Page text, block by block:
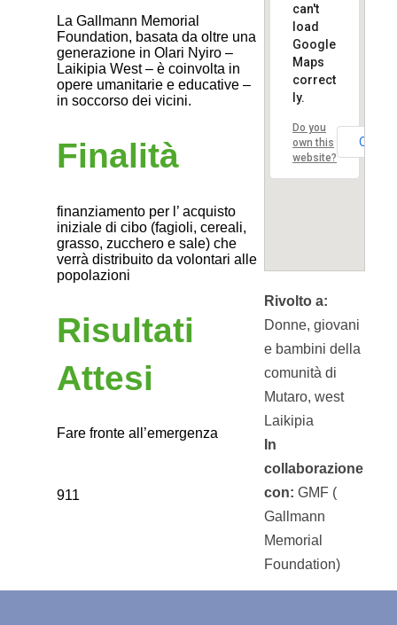
La Gallmann Memorial
Foundation, basata da oltre una
generazione in Olari Nyiro –
Laikipia West – è coinvolta in
opere umanitarie e educative –
in soccorso dei vicini.
Finalità
finanziamento per l’ acquisto
iniziale di cibo (fagioli, cereali,
grasso, zucchero e sale) che
verrà distribuito da volontari alle
popolazioni
Risultati
Attesi
Fare fronte all’emergenza
911
can't
load
Google
Maps
correct
ly.
Do you
own this
website?
OK
Rivolto a:
Donne, giovani
e bambini della
comunità di
Mutaro, west
Laikipia
In
collaborazione
con: GMF (
Gallmann
Memorial
Foundation)